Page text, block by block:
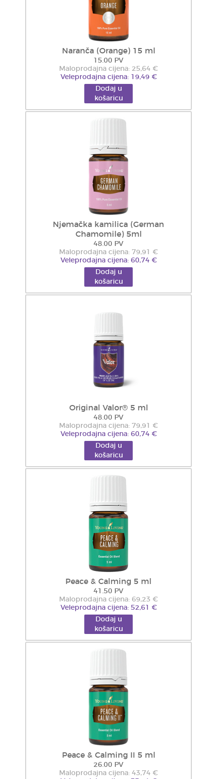
Naranča (Orange) 15 ml
15.00 PV
Maloprodajna cijena: 25,64 €
Veleprodajna cijena: 19,49 €
Dodaj u
košaricu
Njemačka kamilica (German
Chamomile) 5ml
48.00 PV
Maloprodajna cijena: 79,91 €
Veleprodajna cijena: 60,74 €
Dodaj u
košaricu
Original Valor® 5 ml
48.00 PV
Maloprodajna cijena: 79,91 €
Veleprodajna cijena: 60,74 €
Dodaj u
košaricu
Peace & Calming 5 ml
41.50 PV
Maloprodajna cijena: 69,23 €
Veleprodajna cijena: 52,61 €
Dodaj u
košaricu
Peace & Calming II 5 ml
26.00 PV
Maloprodajna cijena: 43,74 €